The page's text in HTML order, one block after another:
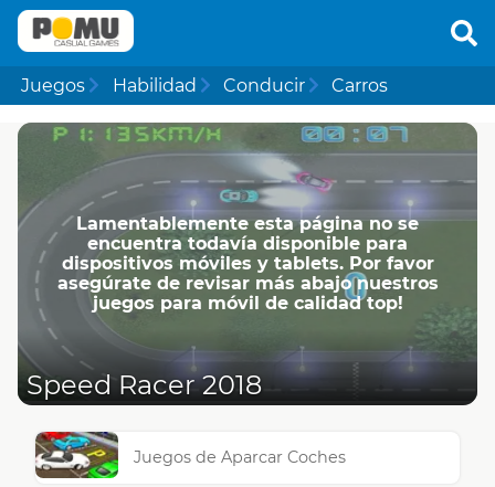
Juegos Habilidad Conducir Carros
Lamentablemente esta página no se
encuentra todavía disponible para
dispositivos móviles y tablets. Por favor
asegúrate de revisar más abajo nuestros
juegos para móvil de calidad top!
Speed Racer 2018
Juegos de Aparcar Coches